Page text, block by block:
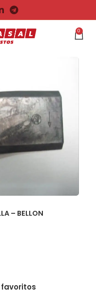
0
– BELLON